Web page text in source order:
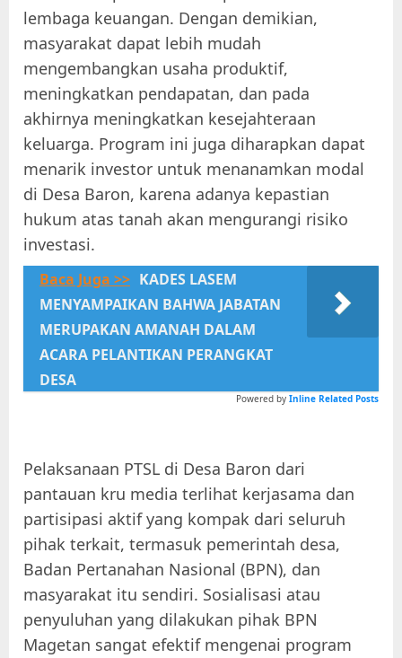
lembaga keuangan. Dengan demikian,
masyarakat dapat lebih mudah
mengembangkan usaha produktif,
meningkatkan pendapatan, dan pada
akhirnya meningkatkan kesejahteraan
keluarga. Program ini juga diharapkan dapat
menarik investor untuk menanamkan modal
di Desa Baron, karena adanya kepastian
hukum atas tanah akan mengurangi risiko
investasi.
Baca Juga >> KADES LASEM
MENYAMPAIKAN BAHWA JABATAN
MERUPAKAN AMANAH DALAM
ACARA PELANTIKAN PERANGKAT
DESA
Powered by Inline Related Posts
Pelaksanaan PTSL di Desa Baron dari
pantauan kru media terlihat kerjasama dan
partisipasi aktif yang kompak dari seluruh
pihak terkait, termasuk pemerintah desa,
Badan Pertanahan Nasional (BPN), dan
masyarakat itu sendiri. Sosialisasi atau
penyuluhan yang dilakukan pihak BPN
Magetan sangat efektif mengenai program